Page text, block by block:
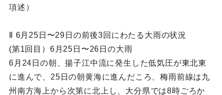
項述）
Ⅱ 6月25日〜29日の前後3回にわたる大雨の状況
(第1回目）6月25日〜26日の大雨
6月24日の朝、揚子江中流に発生した低気圧が東北東
に進んで、25日の朝黄海に進んだころ、梅雨前線は九
州南方海上から次第に北上し、大分県では8時ごろか